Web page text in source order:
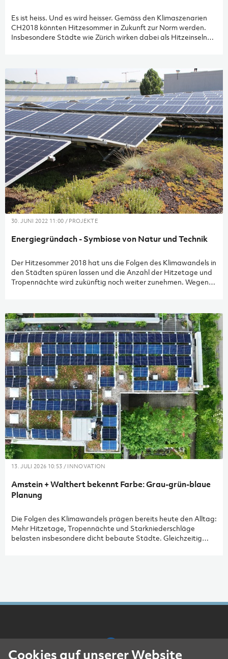
Es ist heiss. Und es wird heisser. Gemäss den Klimaszenarien
CH2018 könnten Hitzesommer in Zukunft zur Norm werden.
Insbesondere Städte wie Zürich wirken dabei als Hitzeinseln,
damit unsere Städte auch in Zukunft lebenswert bleiben? Das
Credo lautet »Mehr Grün und Blau statt Grau»: Grosskronige,
standortgerechte Bäume pflanzen, wasserdurchlässige, helle
und begrünte Flächen einplanen, naturnahes
Regenwassermanagement vorsehen. Aber auch die Gebäude
müssen klimaangepasst und widerstandsfähig geplant und
gebaut werden – zum Beispiel indem sie begrünt werden
30. JUNI 2022 11:00 / PROJEKTE
Energiegründach - Symbiose von Natur und Technik
Der Hitzesommer 2018 hat uns die Folgen des Klimawandels in
den Städten spüren lassen und die Anzahl der Hitzetage und
Tropennächte wird zukünftig noch weiter zunehmen. Wegen
«Wärmeinseleffekt» führt dazu, dass es in der Stadt bis zu 10
°C wärmer sein kann als im Umland.
13. JULI 2026 10:53 / INNOVATION
Amstein + Walthert bekennt Farbe: Grau-grün-blaue
Planung
Die Folgen des Klimawandels prägen bereits heute den Alltag:
Mehr Hitzetage, Tropennächte und Starkniederschläge
belasten insbesondere dicht bebaute Städte. Gleichzeitig
Handlungsfeldern «risikobasierte Klimaanpassung» und
Cookies auf unserer Website